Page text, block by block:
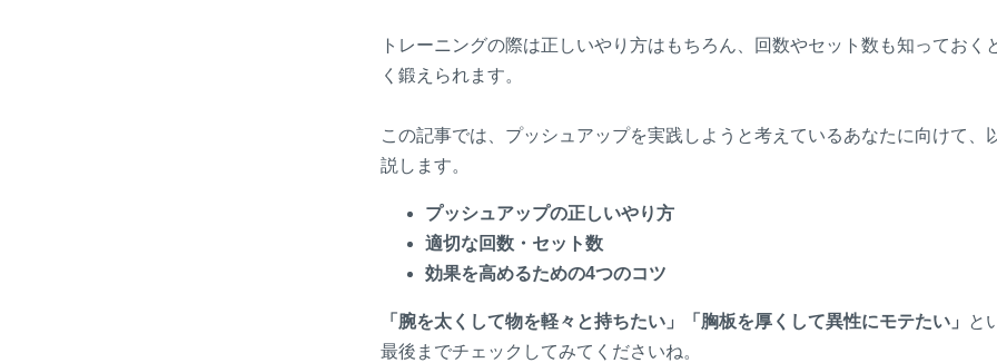
トレーニングの際は正しいやり方はもちろん、回数やセット数も知っておく
く鍛えられます。
この記事では、プッシュアップを実践しようと考えているあなたに向けて、
説します。
プッシュアップの正しいやり方
適切な回数・セット数
効果を高めるための4つのコツ
「腕を太くして物を軽々と持ちたい」「胸板を厚くして異性にモテたい」
と
最後までチェックしてみてくださいね。